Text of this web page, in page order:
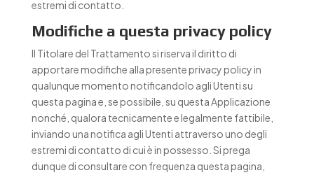
estremi di contatto.
Modifiche a questa privacy policy
Il Titolare del Trattamento si riserva il diritto di
apportare modifiche alla presente privacy policy in
qualunque momento notificandolo agli Utenti su
questa pagina e, se possibile, su questa Applicazione
nonché, qualora tecnicamente e legalmente fattibile,
inviando una notifica agli Utenti attraverso uno degli
estremi di contatto di cui è in possesso. Si prega
dunque di consultare con frequenza questa pagina,